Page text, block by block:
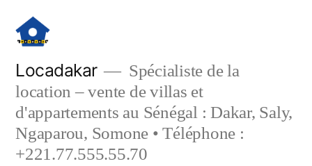
contenu
Locadakar
Spécialiste de la
location – vente de villas et
d'appartements au Sénégal : Dakar, Saly,
Ngaparou, Somone • Téléphone :
+221.77.555.55.70